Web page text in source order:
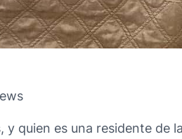
y quien es una residente de